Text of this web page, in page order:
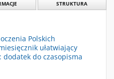
STRUKTURA
Polskich
ułatwiający
do czasopisma